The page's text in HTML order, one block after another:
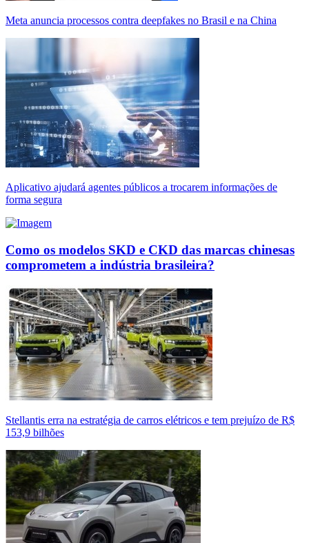
Meta anuncia processos contra deepfakes no Brasil e na China
Aplicativo ajudará agentes públicos a trocarem informações de
forma segura
Como os modelos SKD e CKD das marcas chinesas
comprometem a indústria brasileira?
Stellantis erra na estratégia de carros elétricos e tem prejuízo de R$
153,9 bilhões